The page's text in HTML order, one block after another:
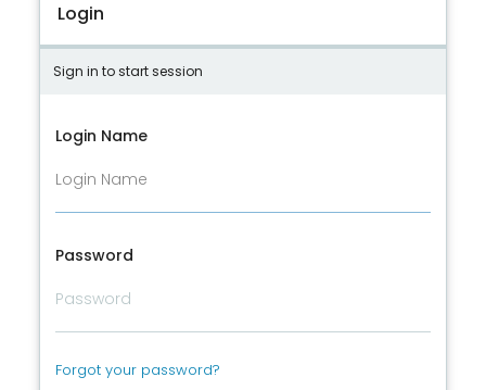
Login
Sign in to start session
Login Name
Password
Forgot your password?